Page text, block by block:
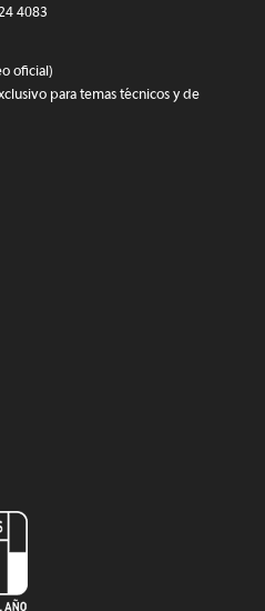
4083
oficial)
para temas técnicos y de